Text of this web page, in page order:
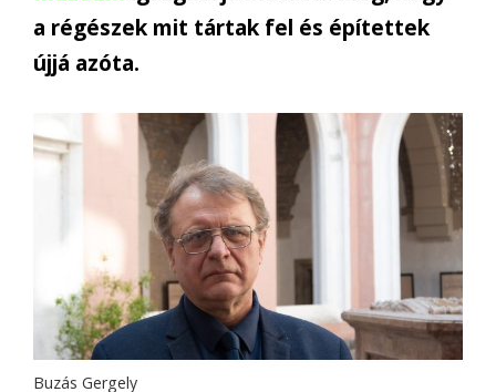
a régészek mit tártak fel és építettek
újjá azóta.
Buzás Gergely